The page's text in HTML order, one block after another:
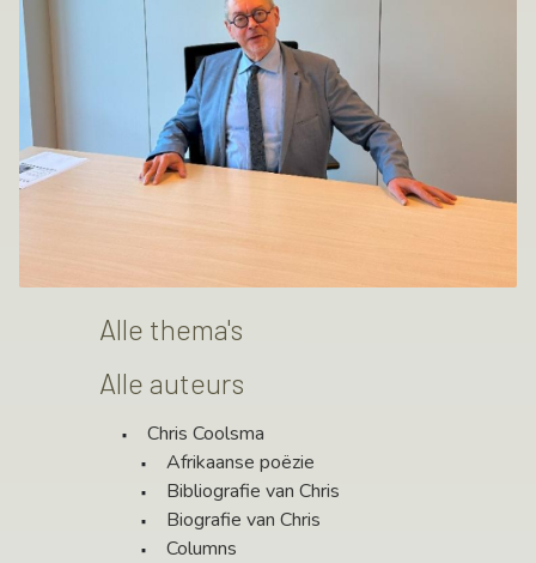
Alle thema's
Alle auteurs
Chris Coolsma
Afrikaanse poëzie
Bibliografie van Chris
Biografie van Chris
Columns